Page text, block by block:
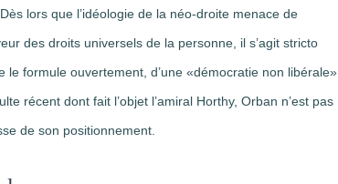
lors que l’idéologie de la néo-droite menace de
des droits universels de la personne, il s’agit stricto
formule ouvertement, d’une «démocratie non libérale».
récent dont fait l’objet l’amiral Horthy, Orban n’est pas
de son positionnement.